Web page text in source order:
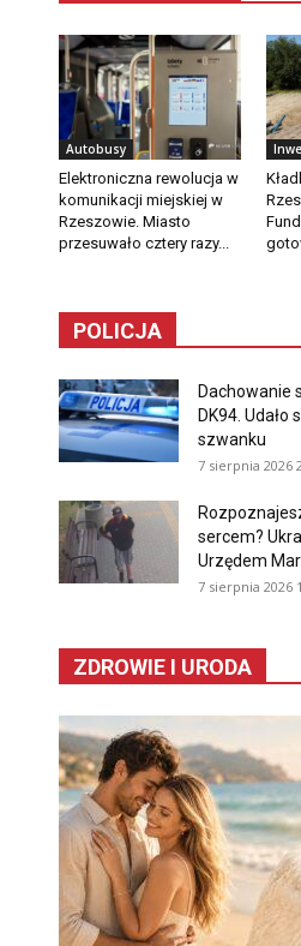
Autobusy
Elektroniczna rewolucja w
komunikacji miejskiej w
Rzeszowie. Miasto
przesuwało cztery razy...
POLICJA
Dachowanie
DK94. Udało
szwanku
7 sierpnia 2026
sercem?
Urzędem
7 sierpnia 2026
ZDROWIE I URODA